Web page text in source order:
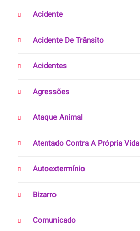
Acidente
Acidente De Trânsito
Acidentes
Agressões
Ataque Animal
Atentado Contra A Própria Vida
Autoextermínio
Bizarro
Comunicado